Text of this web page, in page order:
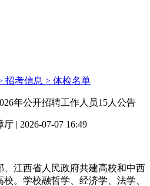
招考信息 > 体检名单
年公开招聘工作人员15人公告
| 2026-07-07 16:49
江西省人民政府共建高校和中西
。学校融哲学、经济学、法学、